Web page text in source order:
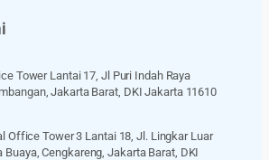
Tower Lantai 17, Jl Puri Indah Raya
Jakarta Barat, DKI Jakarta 11610
Office Tower 3 Lantai 18, Jl. Lingkar Luar
Buaya, Cengkareng, Jakarta Barat, DKI